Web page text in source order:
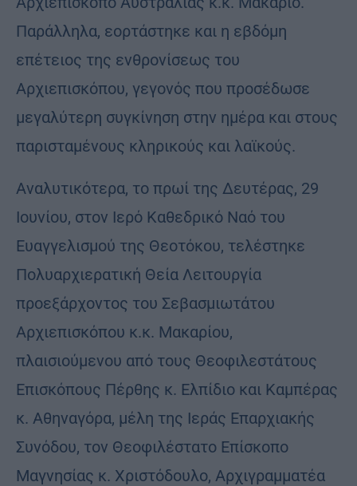
Παράλληλα, εορτάστηκε και η εβδόμη
επέτειος της ενθρονίσεως του
Αρχιεπισκόπου, γεγονός που προσέδωσε
μεγαλύτερη συγκίνηση στην ημέρα και στους
παρισταμένους κληρικούς και λαϊκούς.
Αναλυτικότερα, το πρωί της Δευτέρας, 29
Ιουνίου, στον Ιερό Καθεδρικό Ναό του
Ευαγγελισμού της Θεοτόκου, τελέστηκε
Πολυαρχιερατική Θεία Λειτουργία
προεξάρχοντος του Σεβασμιωτάτου
Αρχιεπισκόπου κ.κ. Μακαρίου,
πλαισιούμενου από τους Θεοφιλεστάτους
Επισκόπους Πέρθης κ. Ελπίδιο και Καμπέρας
κ. Αθηναγόρα, μέλη της Ιεράς Επαρχιακής
Συνόδου, τον Θεοφιλέστατο Επίσκοπο
Μαγνησίας κ. Χριστόδουλο, Αρχιγραμματέα